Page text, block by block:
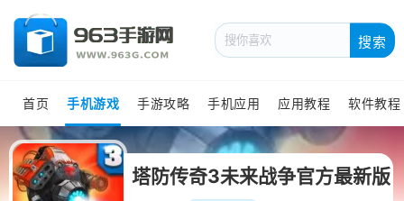
搜索
首页 手机游戏 手游攻略 手机应用 应用教程 软件教程
塔防传奇3未来战争官方最新版